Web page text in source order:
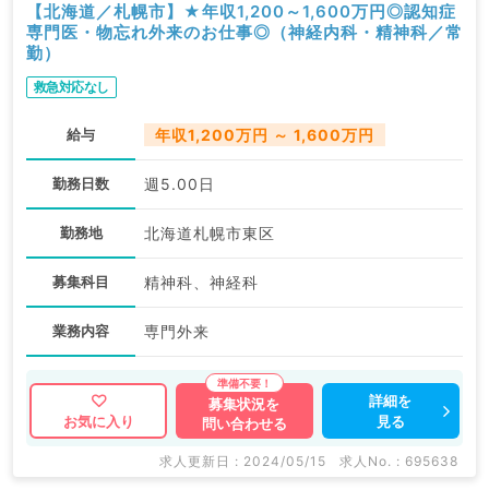
【北海道／札幌市】★年収1,200～1,600万円◎認知症
専門医・物忘れ外来のお仕事◎（神経内科・精神科／常
勤）
救急対応なし
給与 年収1,200万円 ～ 1,600万円
勤務日数 週5.00日
勤務地 北海道札幌市東区
募集科目 精神科、神経科
業務内容 専門外来
お気に入り
募集状況を
問い合わせる
詳細を
見る
求人更新日 : 2024/05/15 求人No. : 695638